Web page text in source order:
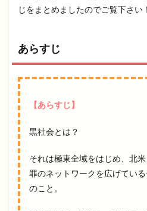
じをまとめましたのでご覧下さい！
あらすじ
【あらすじ】
黒社会とは？
それは極東全域をはじめ、北
罪のネットワークを広げてい
のこと。